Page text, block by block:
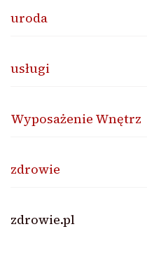
uroda
usługi
Wyposażenie Wnętrz
zdrowie
zdrowie.pl